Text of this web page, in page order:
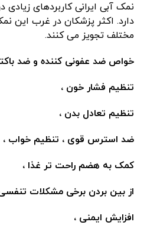
نمک آبی ایرانی کاربردهای زیادی
دارد. اکثر پزشکان در غرب این
مختلف تجویز می کنند.
خواص ضد عفونی کننده و ضد
تنظیم فشار خون ،
تنظیم تعادل بدن ،
ضد استرس قوی ، تنظیم خواب ،
کمک به هضم راحت تر غذا ،
از بین بردن برخی مشکلات
افزایش ایمنی ،